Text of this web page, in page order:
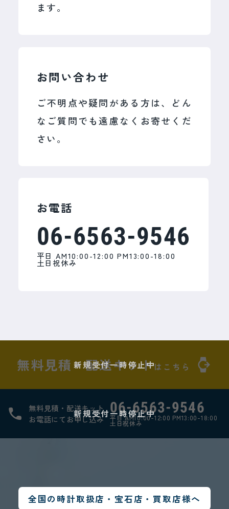
ます。
お問い合わせ
ご不明点や疑問がある方は、どん
なご質問でも遠慮なくお寄せくだ
さい。
お電話
06-6563-9546
平日 AM10:00-12:00 PM13:00-18:00
土日祝休み
無料見積・配送キットはこちら
新規受付一時停止中
無料見積・配送キット
お電話にてお申し込み
06-6563-9546
平日 AM10:00-12:00 PM13:00-18:00
土日祝休み
新規受付一時停止中
全国の時計取扱店・宝石店・買取店様へ
2026年7月14日
一般のお客様向け時計修理
ございます。
現在、弊社では想定を上回る数の修理のご依頼をいた
新規受付一時停止のお知らせ
現在、弊社では想定を上回る数の修理
ら、一般のお客様（エンドユーザー）